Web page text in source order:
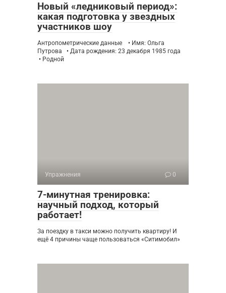
Новый «ледниковый период»:
какая подготовка у звездных
участников шоу
Антропометрические данные • Имя: Ольга
Путрова • Дата рождения: 23 декабря 1985 года
• Родной
Упражнения 0
7-минутная тренировка:
научный подход, который
работает!
За поездку в такси можно получить квартиру! И
ещё 4 причины чаще пользоваться «Ситимобил»